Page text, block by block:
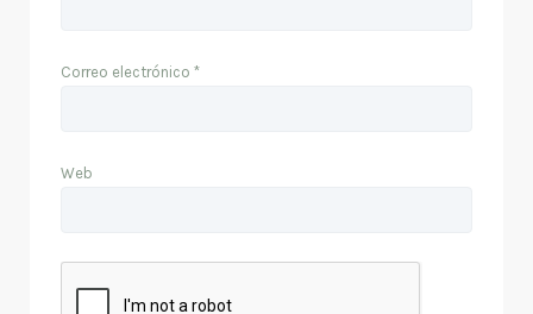
Correo electrónico *
Web